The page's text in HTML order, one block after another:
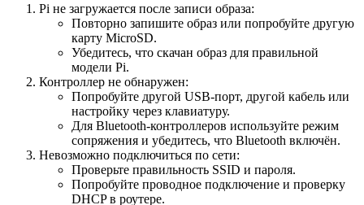
Pi не загружается после записи образа:
Повторно запишите образ или попробуйте другую
карту MicroSD.
Убедитесь, что скачан образ для правильной
модели Pi.
Контроллер не обнаружен:
Попробуйте другой USB‑порт, другой кабель или
настройку через клавиатуру.
Для Bluetooth‑контроллеров используйте режим
сопряжения и убедитесь, что Bluetooth включён.
Невозможно подключиться по сети:
Проверьте правильность SSID и пароля.
Попробуйте проводное подключение и проверку
DHCP в роутере.